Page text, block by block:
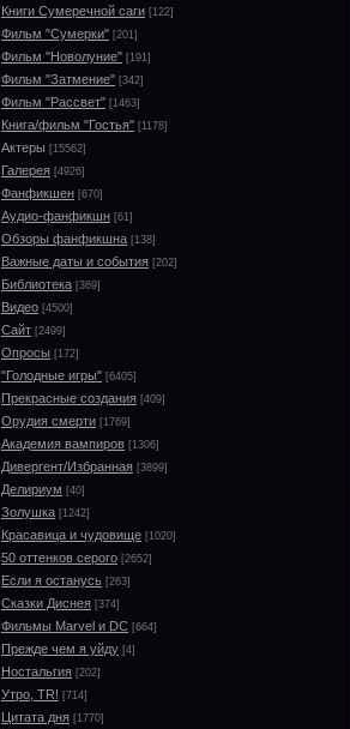
Книги Сумеречной саги [122]
Фильм "Сумерки" [201]
Фильм "Новолуние" [191]
Фильм "Затмение" [342]
Фильм "Рассвет" [1463]
Книга/фильм "Гостья" [1178]
Актеры [15562]
Галерея [4926]
Фанфикшен [670]
Аудио-фанфикшн [61]
Обзоры фанфикшна [138]
Важные даты и события [202]
Библиотека [369]
Видео [4500]
Сайт [2499]
Опросы [172]
"Голодные игры" [6405]
Прекрасные создания [409]
Орудия смерти [1769]
Академия вампиров [1306]
Дивергент/Избранная [3899]
Делириум [40]
Золушка [1242]
Красавица и чудовище [1020]
50 оттенков серого [2652]
Если я останусь [263]
Сказки Диснея [374]
Фильмы Marvel и DC [664]
Прежде чем я уйду [4]
Ностальгия [202]
Утро, TR! [714]
Цитата дня [1770]